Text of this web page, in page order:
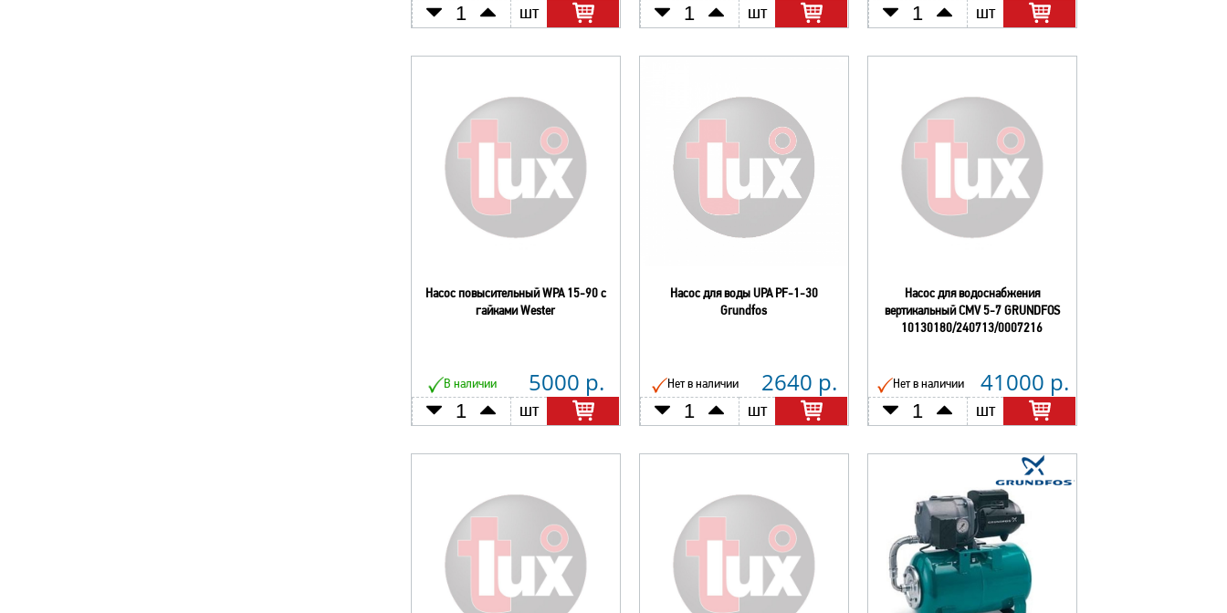
шт шт шт
Насос повысительный WPA 15-90 с
гайками Wester
В наличии 5000 р.
шт
Насос для воды UPA PF-1-30
Grundfos
Нет в наличии 2640 р.
шт
Насос для водоснабжения
вертикальный CMV 5-7 GRUNDFOS
10130180/240713/0007216
Нет в наличии 41000 р.
шт